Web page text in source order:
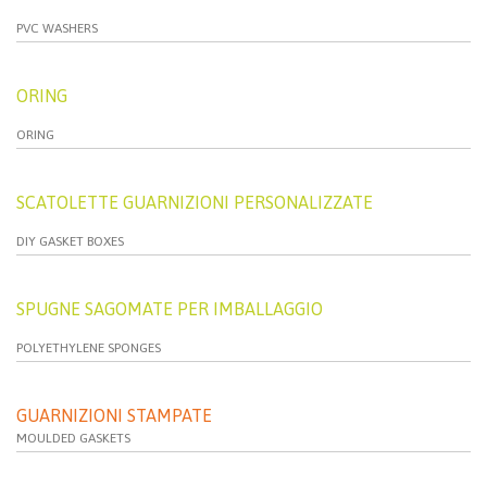
PVC WASHERS
ORING
ORING
SCATOLETTE GUARNIZIONI PERSONALIZZATE
DIY GASKET BOXES
SPUGNE SAGOMATE PER IMBALLAGGIO
POLYETHYLENE SPONGES
GUARNIZIONI STAMPATE
MOULDED GASKETS